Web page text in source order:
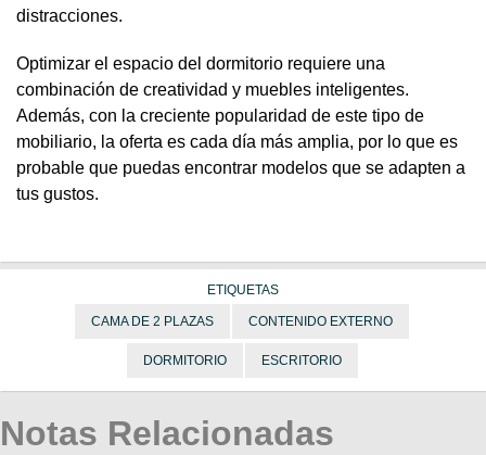
distracciones.
Optimizar el espacio del dormitorio requiere una
combinación de creatividad y muebles inteligentes.
Además, con la creciente popularidad de este tipo de
mobiliario, la oferta es cada día más amplia, por lo que es
probable que puedas encontrar modelos que se adapten a
tus gustos.
ETIQUETAS
CAMA DE 2 PLAZAS CONTENIDO EXTERNO
DORMITORIO ESCRITORIO
Notas Relacionadas